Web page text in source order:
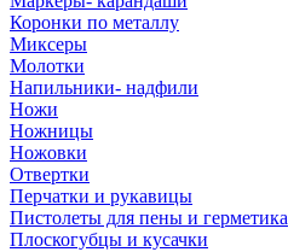
Коронки по металлу
Миксеры
Молотки
Напильники- надфили
Ножи
Ножницы
Ножовки
Отвертки
Перчатки и рукавицы
Пистолеты для пены и герметика
Плоскогубцы и кусачки